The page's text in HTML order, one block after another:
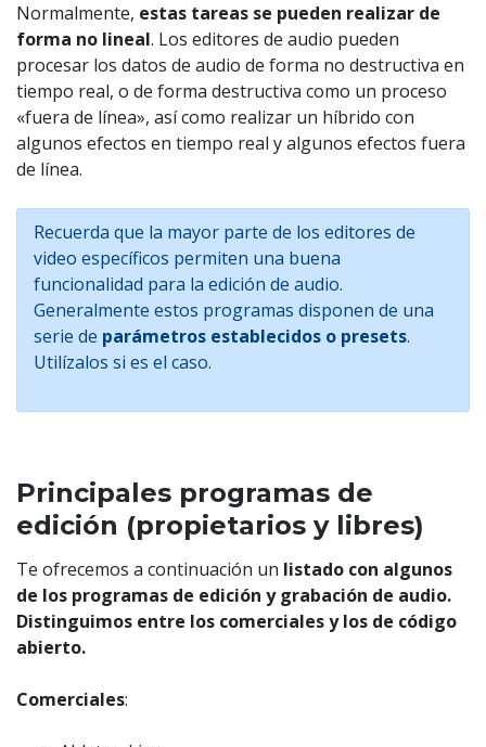
Normalmente, estas tareas se pueden realizar de
forma no lineal. Los editores de audio pueden
procesar los datos de audio de forma no destructiva en
tiempo real, o de forma destructiva como un proceso
«fuera de línea», así como realizar un híbrido con
algunos efectos en tiempo real y algunos efectos fuera
de línea.
Recuerda que la mayor parte de los editores de
video específicos permiten una buena
funcionalidad para la edición de audio.
Generalmente estos programas disponen de una
serie de parámetros establecidos o presets.
Utilízalos si es el caso.
Principales programas de
edición (propietarios y libres)
Te ofrecemos a continuación un listado con algunos
de los programas de edición y grabación de audio.
Distinguimos entre los comerciales y los de código
abierto.
Comerciales: